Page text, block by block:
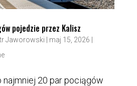
pojedzie przez Kalisz
Jaworowski maj 15, 2026
najmniej 20 par pociągów